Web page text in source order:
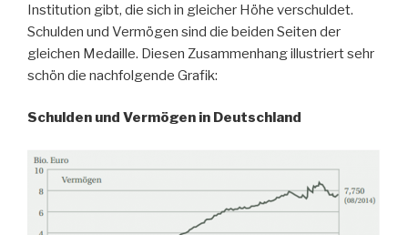
Institution gibt, die sich in gleicher Höhe verschuldet.
Schulden und Vermögen sind die beiden Seiten der
gleichen Medaille. Diesen Zusammenhang illustriert sehr
schön die nachfolgende Grafik:
Schulden und Vermögen in Deutschland